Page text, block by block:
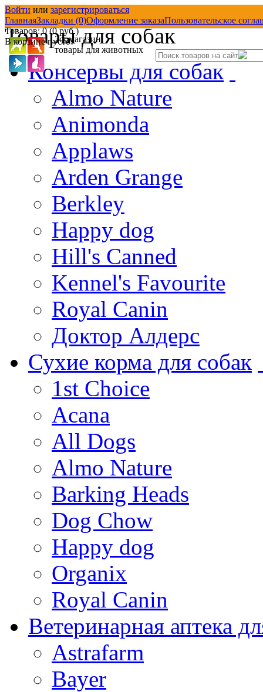
Войти или зарегистрироваться
ГлавнаяЗакладки (0)Оформление заказаПользовательское
Товаров: 0 (0 руб.)
В корзине пусто!Зоомагазин
товары для животных
Товары для собак
Консервы для собак
Almo Nature
Animonda
Applaws
Arden Grange
Berkley
Happy dog
Hill's Canned
Kennel's Favourite
Royal Canin
Доктор Алдерс
Сухие корма для собак
1st Choice
Acana
All Dogs
Almo Nature
Barking Heads
Dog Chow
Happy dog
Organix
Royal Canin
Ветеринарная аптека
Astrafarm
Bayer